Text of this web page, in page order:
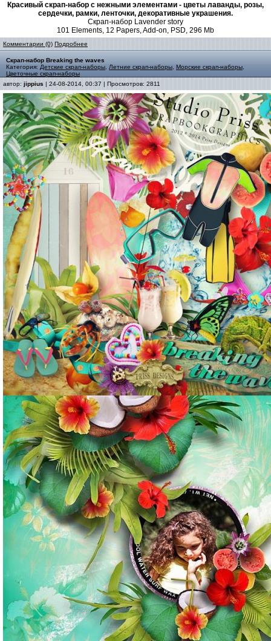
Красивый скрап-набор с нежными элементами - цветы лаванды, розы,
сердечки, рамки, ленточки, декоративные украшения.
Скрап-набор Lavender story
101 Elements, 12 Papers, Add-on, PSD, 296 Mb
Комментарии (0) Подробнее
Скрап-набор Breaking the waves
Категория: Детские скрап-наборы Летние скрап-наборы Морские скрап-наборы
Цветочные скрап-наборы
автор: jippius | 24-08-2014, 00:37 | Просмотров: 2811